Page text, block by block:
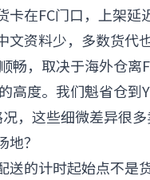
在FC门口，上架延
文资料少，多数货代
畅，取决于海外仓离
高度。我们魁省仓到
，这些细微差异很多
？
送的计时起始点不是